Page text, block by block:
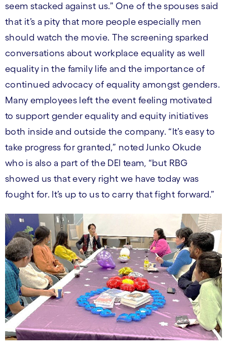
seem stacked against us.” One of the spouses said
that it’s a pity that more people especially men
should watch the movie. The screening sparked
conversations about workplace equality as well
equality in the family life and the importance of
continued advocacy of equality amongst genders.
Many employees left the event feeling motivated
to support gender equality and equity initiatives
both inside and outside the company. “It’s easy to
take progress for granted,” noted Junko Okude
who is also a part of the DEI team, “but RBG
showed us that every right we have today was
fought for. It’s up to us to carry that fight forward.”